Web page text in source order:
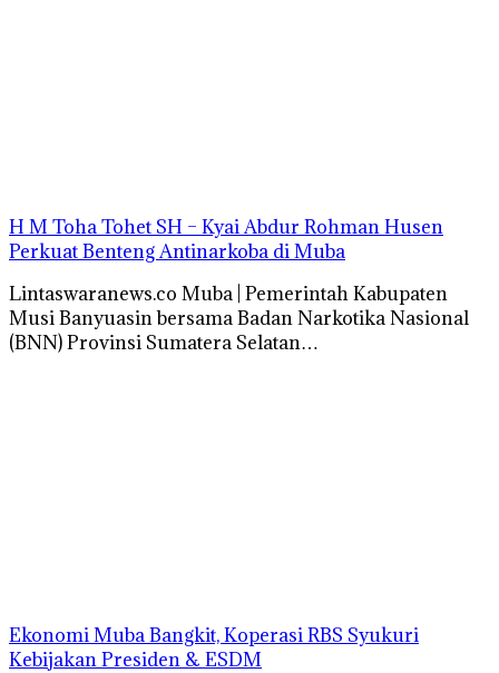
H M Toha Tohet SH – Kyai Abdur Rohman Husen
Perkuat Benteng Antinarkoba di Muba
Lintaswaranews.co Muba | Pemerintah Kabupaten
Musi Banyuasin bersama Badan Narkotika Nasional
(BNN) Provinsi Sumatera Selatan…
Ekonomi Muba Bangkit, Koperasi RBS Syukuri
Kebijakan Presiden & ESDM